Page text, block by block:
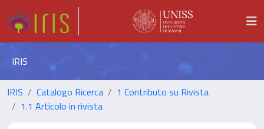
IRIS
IRIS Catalogo Ricerca
1 Contributo su Rivista
1.1 Articolo in rivista